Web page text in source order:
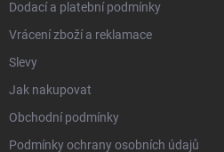
Dodací a platební podmínky
Vrácení zboží a reklamace
Slevy
Jak nakupovat
Obchodní podmínky
Podmínky ochrany osobních údajů